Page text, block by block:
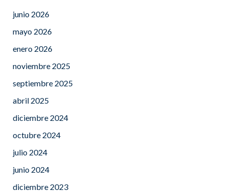
junio 2026
mayo 2026
enero 2026
noviembre 2025
septiembre 2025
abril 2025
diciembre 2024
octubre 2024
julio 2024
junio 2024
diciembre 2023